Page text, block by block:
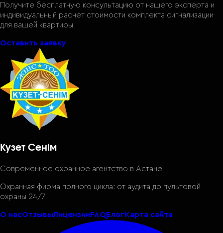
Получите бесплатную консультацию от нашего эксперта и
индивидуальный расчет стоимости комплекта сигнализации
для вашей квартиры
Оставить заявку
Кузет Сенім
Современное охранное агентство в Астане
Охранная фирма полного цикла: от аудита до пультовой
охраны 24/7
О насОтзывыЛицензииFAQБлогКарта сайта